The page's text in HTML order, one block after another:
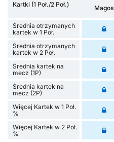
Kartki (1 Poł./2 Poł.) Magos
Średnia otrzymanych
kartek w 1 Poł.
Średnia otrzymanych
kartek w 2 Poł.
Średnia kartek na
mecz (1P)
Średnia kartek na
mecz (2P)
Więcej Kartek w 1 Poł.
%
Więcej Kartek w 2 Poł.
%